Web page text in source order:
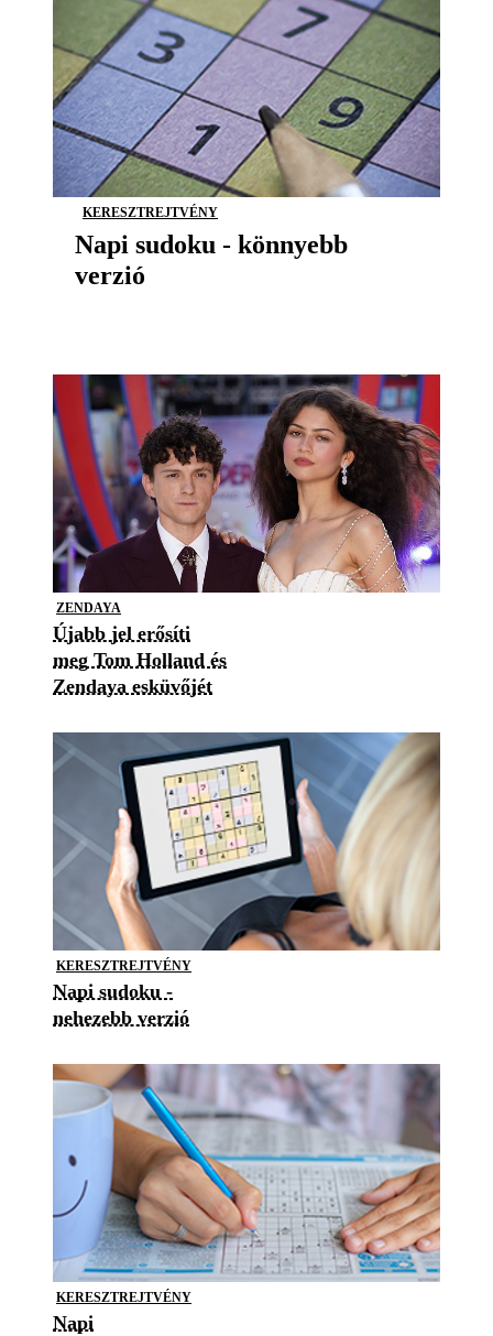
KERESZTREJTVÉNY
Napi sudoku - könnyebb
verzió
ZENDAYA
Újabb jel erősíti
meg Tom Holland és
Zendaya esküvőjét
KERESZTREJTVÉNY
Napi sudoku -
nehezebb verzió
KERESZTREJTVÉNY
Napi